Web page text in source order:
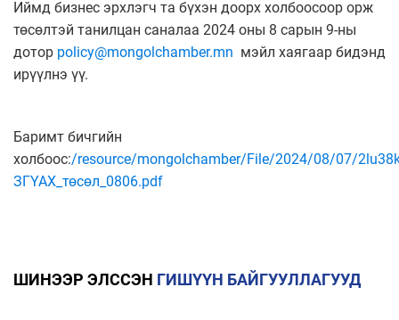
Иймд бизнес эрхлэгч та бүхэн доорх холбоосоор орж
төсөлтэй танилцан саналаа 2024 оны 8 сарын 9-ны
дотор policy@mongolchamber.mn мэйл хаягаар бидэнд
ирүүлнэ үү.
Баримт бичгийн
холбоос:/resource/mongolchamber/File/2024/08/07/
ЗГҮАХ_төсөл_0806.pdf
ШИНЭЭР ЭЛССЭН ГИШҮҮН БАЙГУУЛЛАГУУД